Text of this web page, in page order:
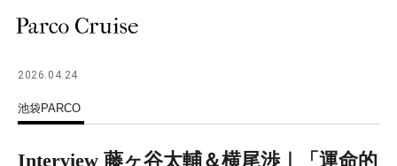
2026.04.24
池袋PARCO
Interview 藤ヶ谷太輔＆横尾渉｜「運命的